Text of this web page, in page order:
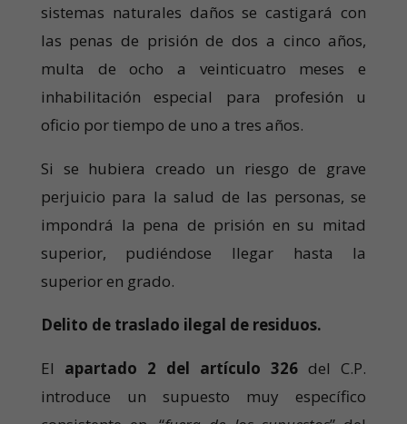
sistemas naturales daños se castigará con
las penas de prisión de dos a cinco años,
multa de ocho a veinticuatro meses e
inhabilitación especial para profesión u
oficio por tiempo de uno a tres años.
Si se hubiera creado un riesgo de grave
perjuicio para la salud de las personas, se
impondrá la pena de prisión en su mitad
superior, pudiéndose llegar hasta la
superior en grado.
Delito de traslado ilegal de residuos.
El apartado 2 del artículo 326 del C.P.
introduce un supuesto muy específico